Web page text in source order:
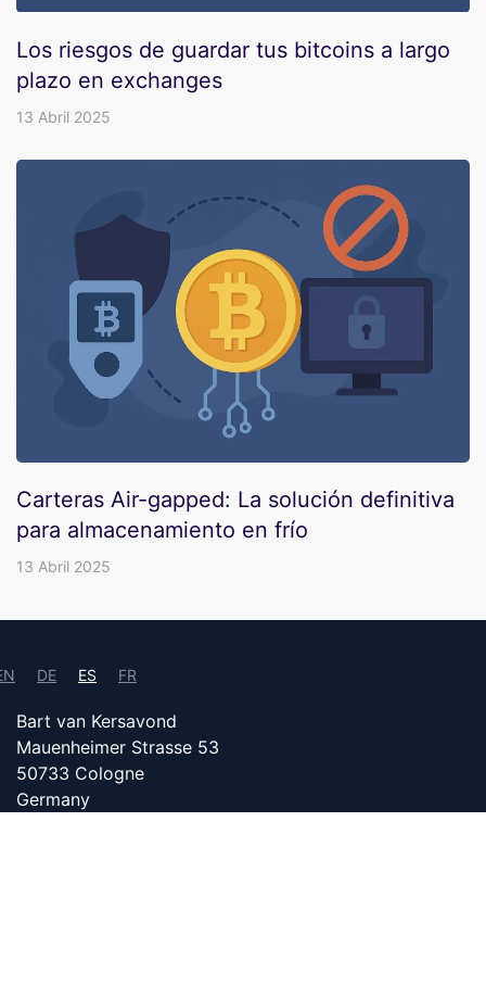
Los riesgos de guardar tus bitcoins a largo
plazo en exchanges
13 Abril 2025
Carteras Air-gapped: La solución definitiva
para almacenamiento en frío
13 Abril 2025
DE ES FR
Bart van Kersavond
Mauenheimer Strasse 53
50733 Cologne
Germany